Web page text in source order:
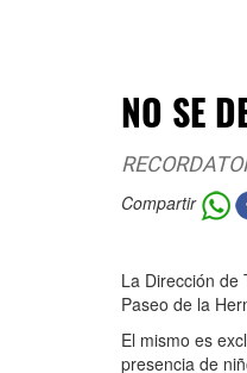
NO SE
Compartir
La Dirección de
Paseo de la
El mismo es
presencia de